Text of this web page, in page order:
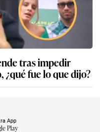
tras impedir
¿qué fue lo que dijo?
App
Play